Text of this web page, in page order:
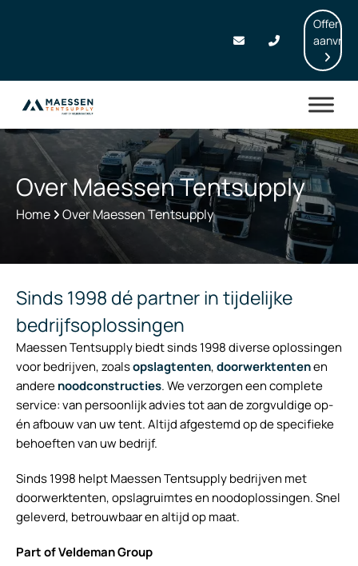
Offerte
Over Maessen Tentsupply
Home Over Maessen Tentsupply
Sinds 1998 dé partner in tijdelijke
bedrijfsoplossingen
Maessen Tentsupply biedt sinds 1998 diverse oplossingen
voor bedrijven, zoalsopslagtenten,doorwerktentenen
anderenoodconstructies. We verzorgen een complete
service: van persoonlijk advies tot aan de zorgvuldige op-
én afbouw van uw tent. Altijd afgestemd op de specifieke
behoeften van uw bedrijf.
Sinds 1998 helpt Maessen Tentsupply bedrijven met
doorwerktenten, opslagruimtes en noodoplossingen. Snel
geleverd, betrouwbaar en altijd op maat.
Part of Veldeman Group